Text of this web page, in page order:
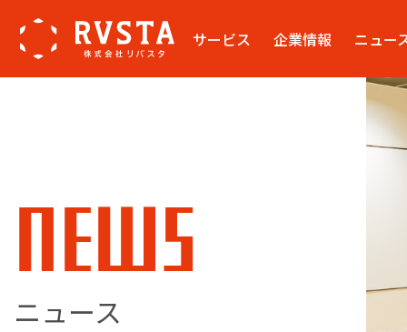
サービス 企業情報 ニュー
NEWS
ニュース